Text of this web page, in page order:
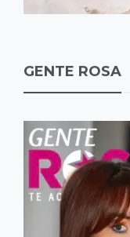
GENTE ROSA